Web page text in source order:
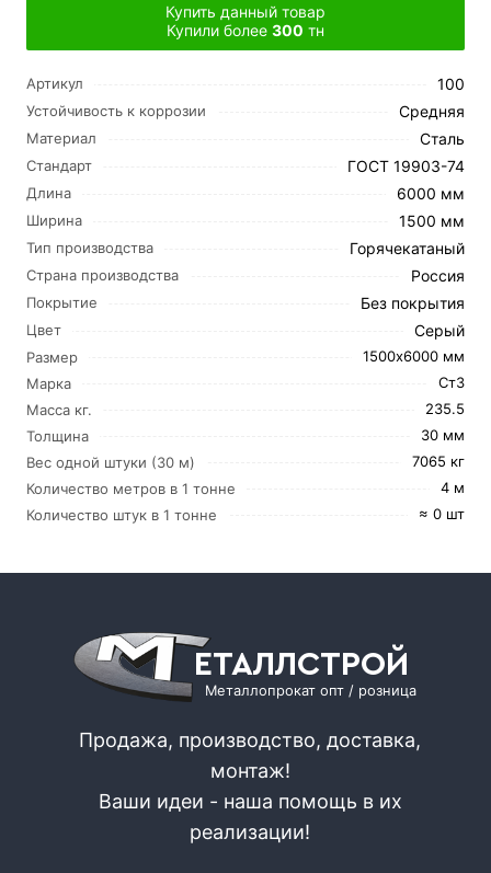
Купить данный товар
Купили более 300 тн
Артикул 100
Устойчивость к коррозии Средняя
Материал Сталь
Стандарт ГОСТ 19903-74
Длина 6000 мм
Ширина 1500 мм
Тип производства Горячекатаный
Страна производства Россия
Покрытие Без покрытия
Цвет Серый
Размер
1500х6000 мм
Марка
Ст3
Масса кг.
235.5
Толщина
30 мм
Вес одной штуки (30 м)
7065 кг
Количество метров в 1 тонне
4 м
Количество штук в 1 тонне
≈ 0 шт
ЕТАЛЛСТРОЙ
Металлопрокат опт / розница
Продажа, производство, доставка,
монтаж!
Ваши идеи - наша помощь в их
реализации!